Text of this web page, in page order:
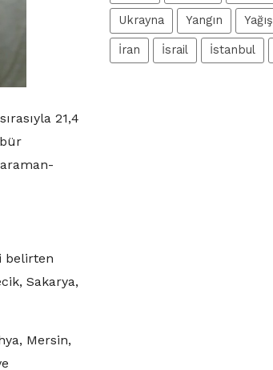
21,4
belirten
Sakarya,
Mersin,
Ukrayna Yangın Yağış
İran İsrail İstanbul